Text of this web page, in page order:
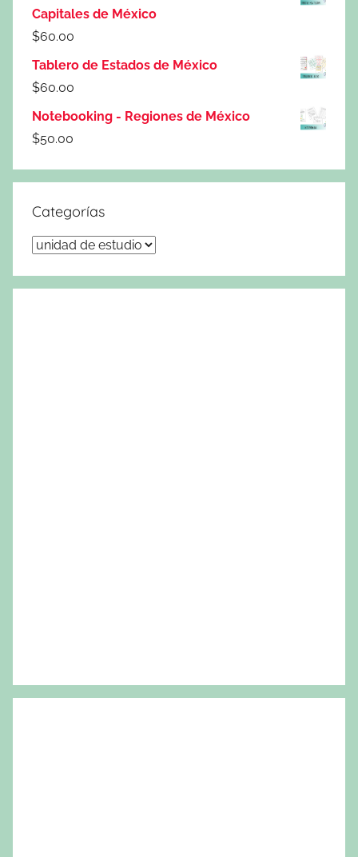
Capitales de México
$60.00
Tablero de Estados de México
$60.00
Notebooking - Regiones de México
$50.00
Categorías
Categorías